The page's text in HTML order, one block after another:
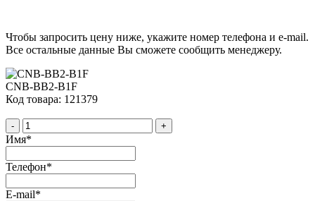
Чтобы запросить цену ниже, укажите номер телефона и e-mail.
Все остальные данные Вы сможете сообщить менеджеру.
CNB-BB2-B1F
Код товара: 121379
- +
Имя*
Телефон*
E-mail*